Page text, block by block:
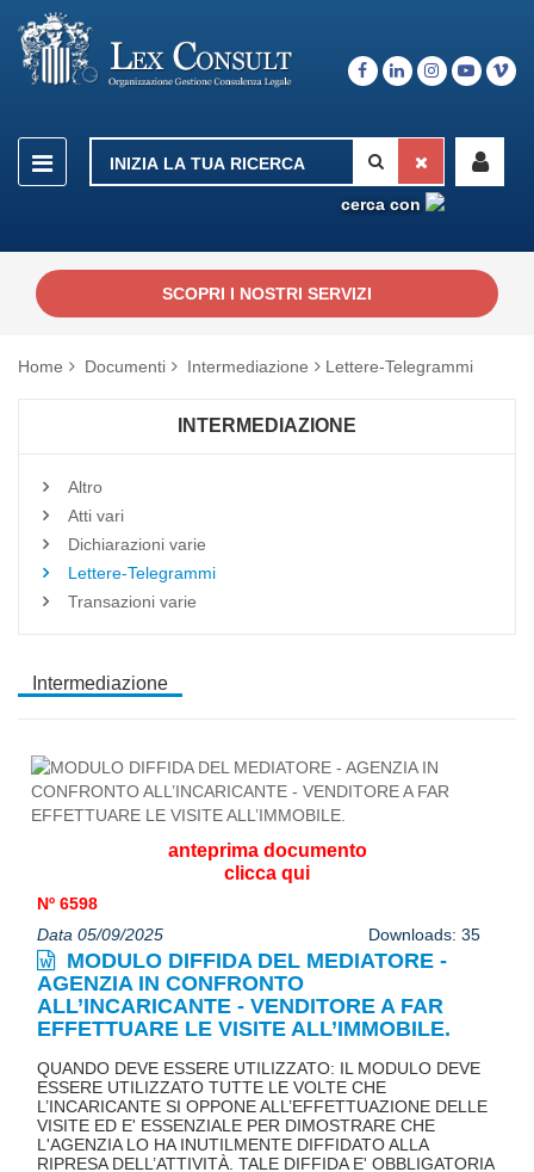
cerca con
SCOPRI I NOSTRI SERVIZI
Home Documenti Intermediazione Lettere-Telegrammi
INTERMEDIAZIONE
Altro
Atti vari
Dichiarazioni varie
Lettere-Telegrammi
Transazioni varie
Intermediazione
anteprima documento
clicca qui
Nº 6598
Data 05/09/2025
Downloads: 35
MODULO DIFFIDA DEL MEDIATORE -
AGENZIA IN CONFRONTO
ALL’INCARICANTE - VENDITORE A FAR
EFFETTUARE LE VISITE ALL’IMMOBILE.
QUANDO DEVE ESSERE UTILIZZATO: IL MODULO DEVE
ESSERE UTILIZZATO TUTTE LE VOLTE CHE
L’INCARICANTE SI OPPONE ALL’EFFETTUAZIONE DELLE
VISITE ED E' ESSENZIALE PER DIMOSTRARE CHE
L'AGENZIA LO HA INUTILMENTE DIFFIDATO ALLA
RIPRESA DELL’ATTIVITÀ. TALE DIFFIDA E' OBBLIGATORIA